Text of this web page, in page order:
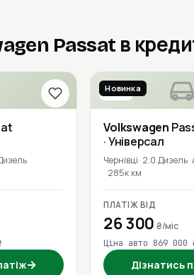
Passat в
→
2019
Новинка
Volkswagen
· Універсал
Чернівці 2.0 Дизель
285к км
ПЛАТІЖ ВІД
26 300₴/міс
Ціна авто 869 000
Дізнатись